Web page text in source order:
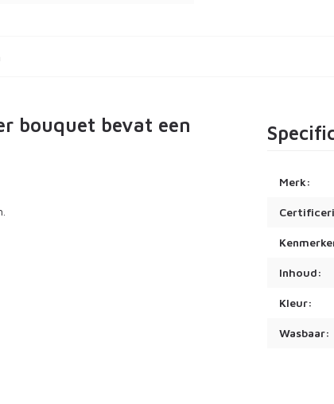
bouquet bevat een
Merk:
Inhoud:
Kleur:
Wasbaar: